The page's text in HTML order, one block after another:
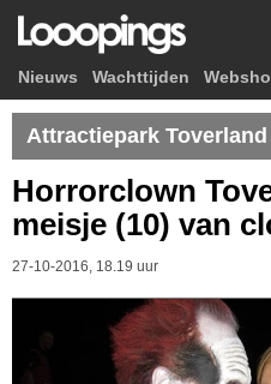
Nieuws Wachttijden
Attractiepark Toverland
Horrorclown
meisje (10) van
27-10-2016, 18.19 uur